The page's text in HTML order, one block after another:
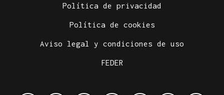
Política de privacidad
Política de cookies
Aviso legal y condiciones de uso
FEDER